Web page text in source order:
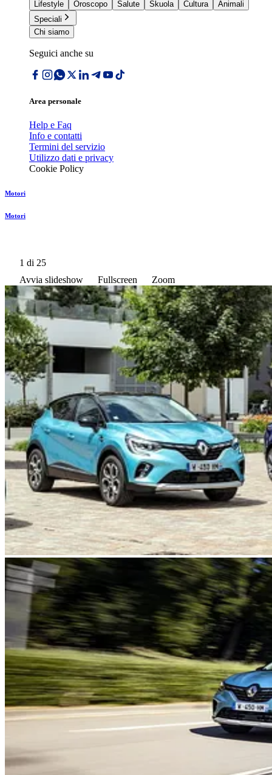
Lifestyle
Oroscopo Salute Skuola Cultura
Animali
Speciali
Chi siamo
Seguici anche su
Area personale
Help e Faq
Info e contatti
Termini del servizio
Utilizzo dati e privacy
Cookie Policy
Motori
Motori
1 di 25
Avvia slideshow
Fullscreen Zoom